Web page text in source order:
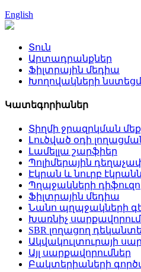
English
Տուն
Արտադրանքներ
Ֆիլտրային մեդիա
Խողովակների
Կատեգորիաներ
Տիղմի ջրազրկման
Լուծված օդի
Լամելլա շարֆիեր
Պոլիմերային
Էկրան և նուրբ
Պղպջակների
Ֆիլտրային մեդիա
Նանո պղպջակների
Խառնիչ
SBR լողացող
Ակվակուլտուրայի
Այլ սարքավորումներ
Բակտերիաների